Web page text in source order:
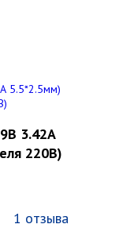
3.42А
220В)
1 отзыва